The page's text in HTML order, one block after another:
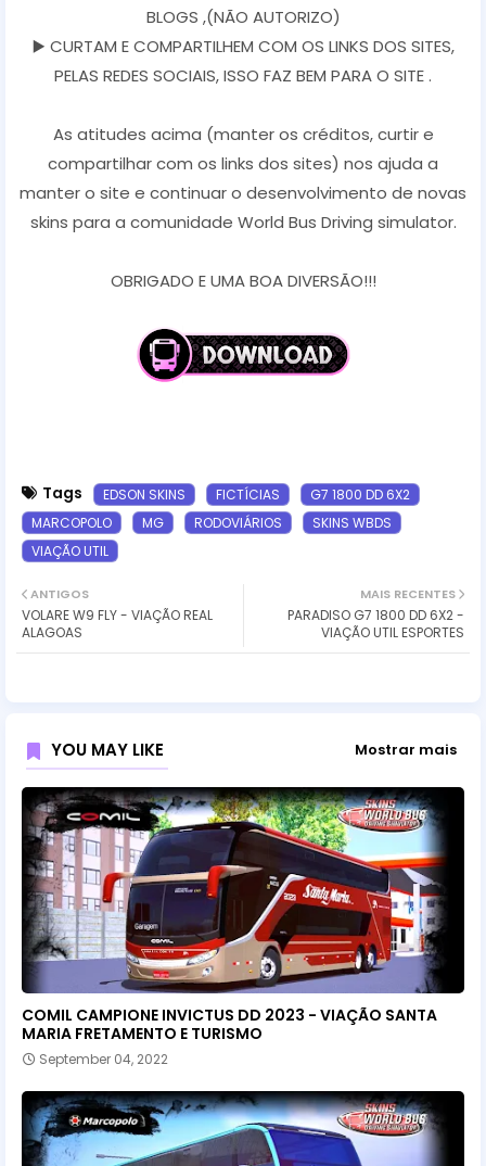
BLOGS ,(NÃO AUTORIZO)
▶️ CURTAM E COMPARTILHEM COM OS LINKS DOS SITES,
PELAS REDES SOCIAIS, ISSO FAZ BEM PARA O SITE .
As atitudes acima (manter os créditos, curtir e
compartilhar com os links dos sites) nos ajuda a
manter o site e continuar o desenvolvimento de novas
skins para a comunidade World Bus Driving simulator.
OBRIGADO E UMA BOA DIVERSÃO!!!
Tags EDSON SKINS FICTÍCIAS
G7 1800 DD 6X2
MARCOPOLO
MG RODOVIÁRIOS
SKINS WBDS
VIAÇÃO UTIL
MAIS RECENTES
PARADISO G7 1800 DD 6X2 -
VIAÇÃO UTIL ESPORTES
ANTIGOS
VOLARE W9 FLY - VIAÇÃO REAL
ALAGOAS
YOU MAY LIKE Mostrar mais
COMIL CAMPIONE INVICTUS DD 2023 - VIAÇÃO SANTA
MARIA FRETAMENTO E TURISMO
September 04, 2022